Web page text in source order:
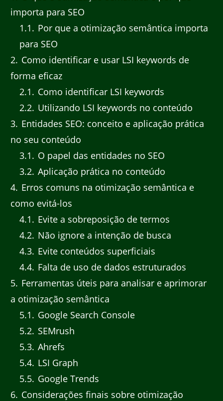
importa para SEO
1.1
Por que a otimização semântica importa
para SEO
2 Como identificar e usar LSI keywords de
forma eficaz
2.1
Como identificar LSI keywords
2.2 Utilizando LSI keywords no conteúdo
3 Entidades SEO: conceito e aplicação prática
no seu conteúdo
3.1
O papel das entidades no SEO
3.2 Aplicação prática no conteúdo
4 Erros comuns na otimização semântica e
como evitá-los
4.1
Evite a sobreposição de termos
4.2 Não ignore a intenção de busca
4.3 Evite conteúdos superficiais
4.4 Falta de uso de dados estruturados
5 Ferramentas úteis para analisar e aprimorar
a otimização semântica
5.1
Google Search Console
5.2 SEMrush
5.3 Ahrefs
5.4 LSI Graph
5.5 Google Trends
6 Considerações finais sobre otimização